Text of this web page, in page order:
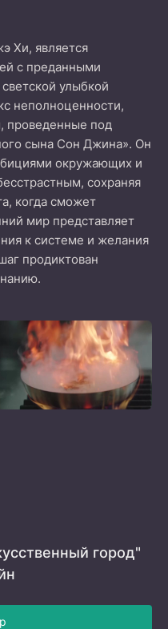
Хи, является
с преданными
улыбкой
неполноценности,
проведенные под
сына Сон Джина». Он
окружающих и
сохраняя
когда сможет
мир представляет
к системе и желания
продиктован
город"